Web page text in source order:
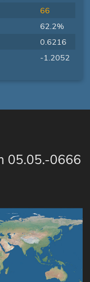
66
62.2%
0.6216
-1.2052
05.05.-0666